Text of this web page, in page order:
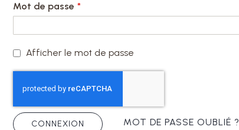
Mot de passe
Afficher le mot de passe
CONNEXION MOT DE PASSE OUBLIÉ ?